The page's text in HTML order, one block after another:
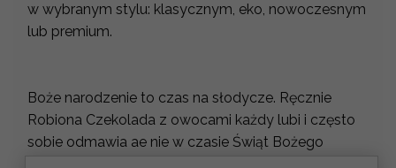
w wybranym stylu: klasycznym, eko, nowoczesnym
lub premium.
Boże narodzenie to czas na słodycze. Ręcznie
Robiona Czekolada z owocami każdy lubi i często
sobie odmawia ae nie w czasie Świąt Bożego